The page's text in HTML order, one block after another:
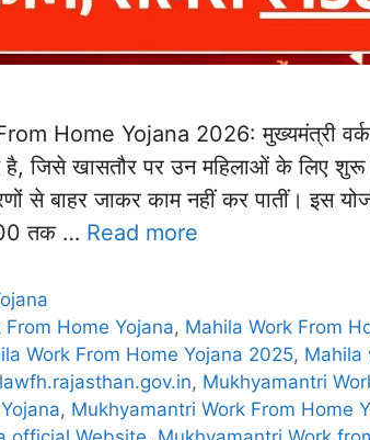
Home Yojana 2026: मुख्यमंत्री वर्क
है, जिसे खासतौर पर उन महिलाओं के लिए शुरू
से बाहर जाकर काम नहीं कर पातीं। इस
तक … Read more
From Home Yojana, Mahila Work From
Work From Home Yojana 2025, Mahila
, Mukhyamantri
, Mukhyamantri Work From Home